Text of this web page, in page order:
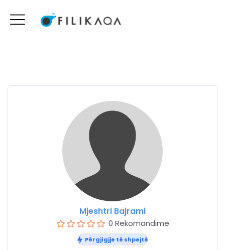
Mjeshtri Bajrami
0 Rekomandime
Përgjigjje të shpejtë